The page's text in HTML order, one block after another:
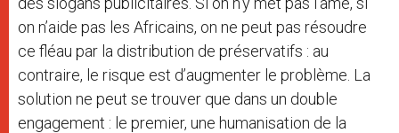
on n’aide pas les Africains, on ne peut pas résoudre
ce fléau par la distribution de préservatifs : au
contraire, le risque est d’augmenter le problème. La
solution ne peut se trouver que dans un double
engagement : le premier, une humanisation de la